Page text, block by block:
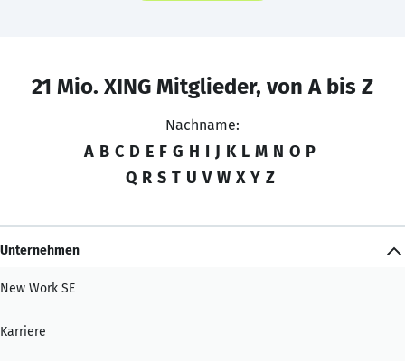
21 Mio. XING Mitglieder, von A bis Z
Nachname:
A B C D E F G H I J K L M N O P
Q R S T U V W X Y Z
Unternehmen
New Work SE
Karriere